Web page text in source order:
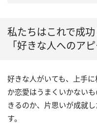
私たちはこれで成
「好きな人へのアピ
好きな人がいても、上手
か恋愛はうまくいかない
きるのか、片思いが成就
す。